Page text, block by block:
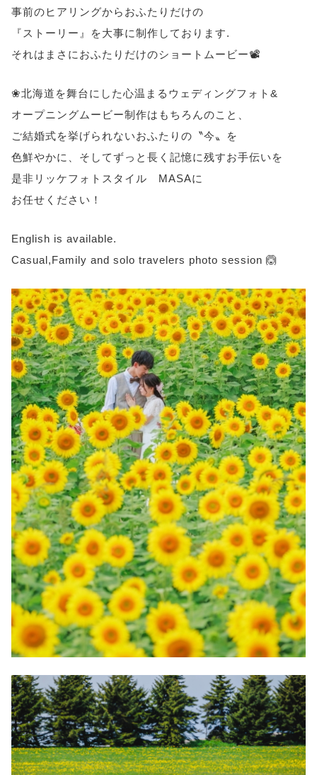
事前のヒアリングからおふたりだけの
『ストーリー』を大事に制作しております.
それはまさにおふたりだけのショートムービー📽️
❀北海道を舞台にした心温まるウェディングフォト&
オープニングムービー制作はもちろんのこと、
ご結婚式を挙げられないおふたりの〝今〟を
色鮮やかに、そしてずっと長く記憶に残すお手伝いを
是非リッケフォトスタイル MASAに
お任せください！
English is available.
Casual,Family and solo travelers photo session 🙆